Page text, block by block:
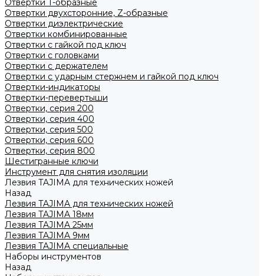
Отвертки T-образные
Отвертки двухсторонние, Z-образные
Отвертки диэлектрические
Отвертки комбинированные
Отвертки с гайкой под ключ
Отвертки с головками
Отвертки с держателем
Отвертки с ударным стержнем и гайкой под ключ
Отвертки-индикаторы
Отвертки-перевертыши
Отвертки, серия 200
Отвертки, серия 400
Отвертки, серия 500
Отвертки, серия 600
Отвертки, серия 800
Шестигранные ключи
Инструмент для снятия изоляции
Лезвия TAJIMA для технических ножей
Назад
Лезвия TAJIMA для технических ножей
Лезвия TAJIMA 18мм
Лезвия TAJIMA 25мм
Лезвия TAJIMA 9мм
Лезвия TAJIMA специальные
Наборы инструментов
Назад